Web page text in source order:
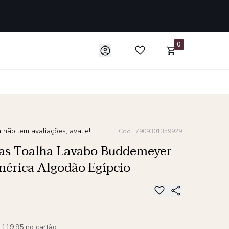
0
tem avaliações, avalie! Cod.: 7909301359929
Toalha Lavabo Buddemeyer
Algodão Egípcio